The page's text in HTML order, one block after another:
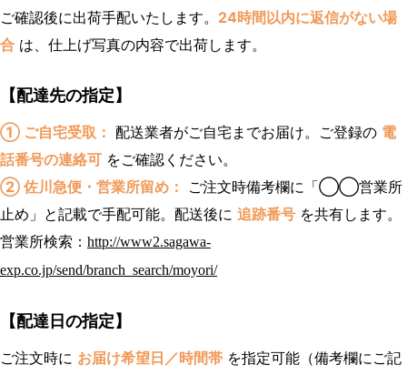
ご確認後に出荷手配いたします。 24時間以内に返信がない場
合 は、仕上げ写真の内容で出荷します。
【配達先の指定】
① ご自宅受取： 配送業者がご自宅までお届け。ご登録の 電
話番号の連絡可 をご確認ください。
② 佐川急便・営業所留め：
ご注文時備考欄に「◯◯営業所
止め」と記載で手配可能。配送後に 追跡番号 を共有します。
営業所検索： http://www2.sagawa-
exp.co.jp/send/branch_search/moyori/
【配達日の指定】
ご注文時に お届け希望日／時間帯 を指定可能（備考欄にご記